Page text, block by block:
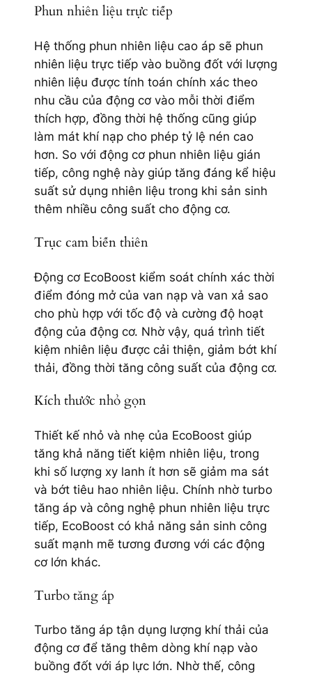
Phun nhiên liệu trực tiếp
Hệ thống phun nhiên liệu cao áp sẽ phun
nhiên liệu trực tiếp vào buồng đốt với lượng
nhiên liệu được tính toán chính xác theo
nhu cầu của động cơ vào mỗi thời điểm
thích hợp, đồng thời hệ thống cũng giúp
làm mát khí nạp cho phép tỷ lệ nén cao
hơn. So với động cơ phun nhiên liệu gián
tiếp, công nghệ này giúp tăng đáng kể hiệu
suất sử dụng nhiên liệu trong khi sản sinh
thêm nhiều công suất cho động cơ.
Trục cam biến thiên
Động cơ EcoBoost kiểm soát chính xác thời
điểm đóng mở của van nạp và van xả sao
cho phù hợp với tốc độ và cường độ hoạt
động của động cơ. Nhờ vậy, quá trình tiết
kiệm nhiên liệu được cải thiện, giảm bớt khí
thải, đồng thời tăng công suất của động cơ.
Kích thước nhỏ gọn
Thiết kế nhỏ và nhẹ của EcoBoost giúp
tăng khả năng tiết kiệm nhiên liệu, trong
khi số lượng xy lanh ít hơn sẽ giảm ma sát
và bớt tiêu hao nhiên liệu. Chính nhờ turbo
tăng áp và công nghệ phun nhiên liệu trực
tiếp, EcoBoost có khả năng sản sinh công
suất mạnh mẽ tương đương với các động
cơ lớn khác.
Turbo tăng áp
Turbo tăng áp tận dụng lượng khí thải của
động cơ để tăng thêm dòng khí nạp vào
buồng đốt với áp lực lớn. Nhờ thế, công